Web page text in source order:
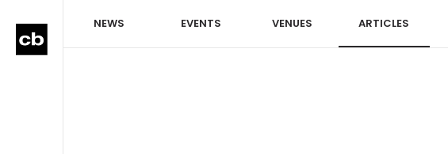
NEWS EVENTS VENUES ARTICLES